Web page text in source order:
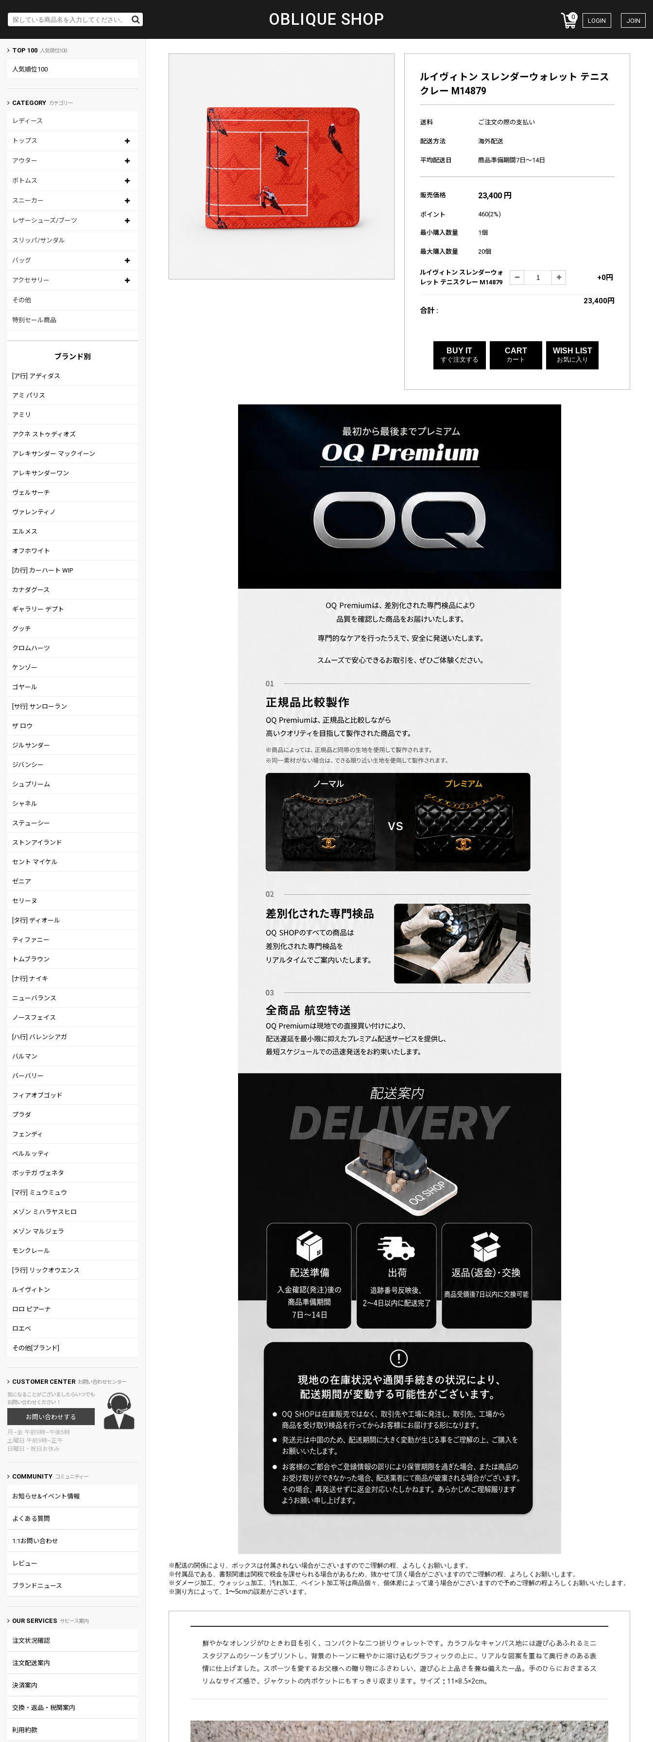
OBLIQUE SHOP 0
LOGIN JOIN
TOP 100 人気順位100
人気順位100
CATEGORY カテゴリー
レディース
トップス
アウター
ボトムス
スニーカー
レザーシューズ/ブーツ
スリッパ/サンダル
バッグ
アクセサリー
その他
特別セール商品
ブランド別
[ア行] アディダス
アミ パリス
アミリ
アクネ ストゥディオズ
アレキサンダー マックイーン
アレキサンダーワン
ヴェルサーチ
ヴァレンティノ
エルメス
オフホワイト
[カ行] カーハート WIP
カナダグース
ギャラリー デプト
グッチ
クロムハーツ
ケンゾー
ゴヤール
[サ行] サンローラン
ザ ロウ
ジルサンダー
ジバンシー
シュプリーム
シャネル
ステューシー
ストンアイランド
セント マイケル
ゼニア
セリーヌ
[タ行] ディオール
ティファニー
トムブラウン
[ナ行] ナイキ
ニューバランス
ノースフェイス
[ハ行] バレンシアガ
バルマン
バーバリー
フィアオブゴッド
プラダ
フェンディ
ベルルッティ
ボッテガ ヴェネタ
[マ行] ミュウミュウ
メゾン ミハラヤスヒロ
メゾン マルジェラ
モンクレール
[ラ行] リックオウエンス
ルイヴィトン
ロロ ピアーナ
ロエベ
その他[ブランド]
CUSTOMER CENTER お問い合わせセンター
気になることがございましたらいつでも
お問い合わせください！
お問い合わせする
月~金 午前9時~午後5時
土曜日 午前9時~正午
日曜日・祝日お休み
COMMUNITY コミュニティー
お知らせ&イベント情報
よくある質問
1:1お問い合わせ
レビュー
ブランドニュース
OUR SERVICES サビース案内
注文状況確認
注文配送案内
決済案内
交換・返品・税関案内
利用約款
ルイヴィトン スレンダーウォレット テニス
クレー M14879
送料 ご注文の際の支払い
配送方法 海外配送
平均配送日 商品準備期間7日～14日
販売価格 23,400 円
ポイント 460(2%)
最小購入数量 1個
最大購入数量 20個
ルイヴィトン スレンダーウォ
レット テニスクレー M14879
+0円
合計 :
23,400円
BUY IT
すぐ注文する
CART
カート
WISH LIST
お気に入り
※配送の関係により、ボックスは付属されない場合がございますのでご理解の程、よろしくお願いします。
※付属品である、書類関連は関税で税金を課せられる場合があるため、抜かせて頂く場合がございますのでご理解の程、よろしくお願いします。
※ ダメージ加工、 ウォッシュ加工、汚れ加工、ペイント加工等は商品個々、個体差によって違う場合がございますので予めご理解の程よろしくお願いいたします。
※測り方によって、1〜5cmの誤差がございます。
鮮やかなオレンジがひときわ目を引く、コンパクトな二つ折りウォレットです。カラフルなキャンバス地には遊び心あふれるミニ
スタジアムのシーンをプリントし、背景のトーンに軽やかに溶け込むグラフィックの上に、リアルな図案を重ねて奥行きのある表
情に仕上げました。スポーツを愛するお父様への贈り物にふさわしい、遊び心と上品さを兼ね備えた一品。手のひらにおさまるス
リムなサイズ感で、ジャケットの内ポケットにもすっきり収まります。サイズ：11×8.5×2cm。